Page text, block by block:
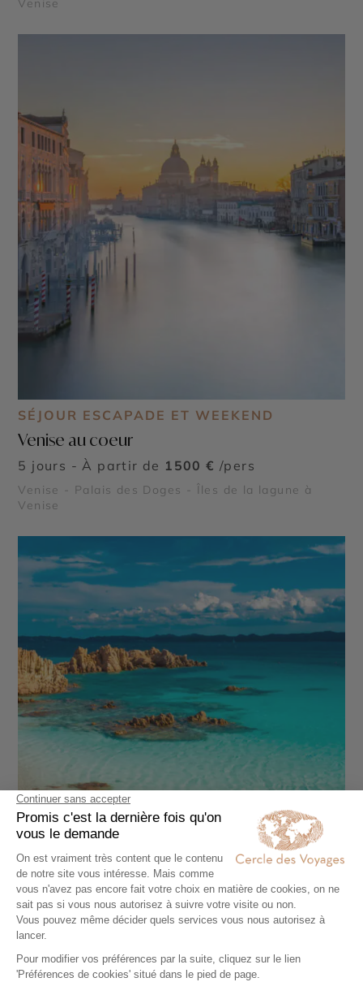
Venise
SÉJOUR ESCAPADE ET WEEKEND
Venise au coeur
5 jours - À partir de 1500 € /pers
Venise - Palais des Doges - Îles de la lagune à
Venise
AUTOTOUR
Sardaigne au rythme de vos envies
11 jours - À partir de 2680 €/pers